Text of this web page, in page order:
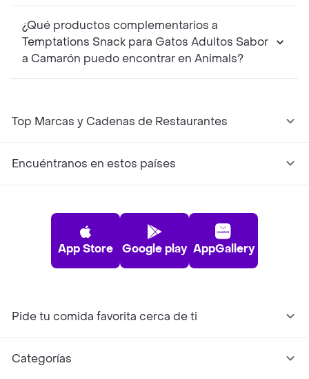
¿Qué productos complementarios a
Temptations Snack para Gatos Adultos Sabor
a Camarón puedo encontrar en Animals?
Top Marcas y Cadenas de Restaurantes
Encuéntranos en estos países
App Store Google play AppGallery
Pide tu comida favorita cerca de ti
Categorías